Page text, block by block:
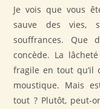
Je vois que vous
sauve des vies,
souffrances. Que
concède. La
fragile en tout
moustique. Mais
tout ? Plutôt, peut-